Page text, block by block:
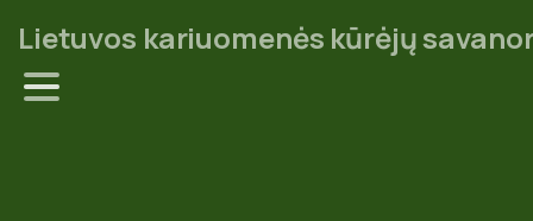
Lietuvos kariuomenės kūrėjų